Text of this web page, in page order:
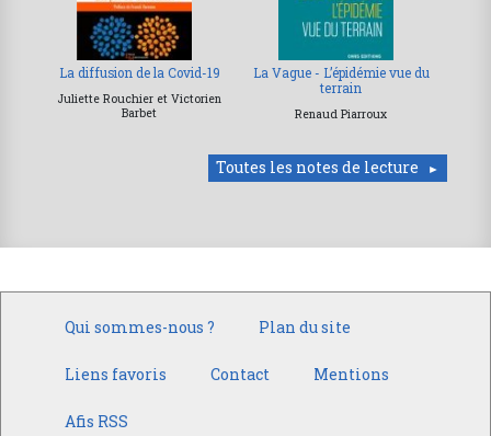
La diffusion de la Covid-19
Juliette Rouchier et Victorien
Barbet
La Vague - L’épidémie vue du
terrain
Renaud Piarroux
Toutes les notes de lecture
Qui sommes-nous ? Plan du site
Liens favoris Contact Mentions
Afis RSS